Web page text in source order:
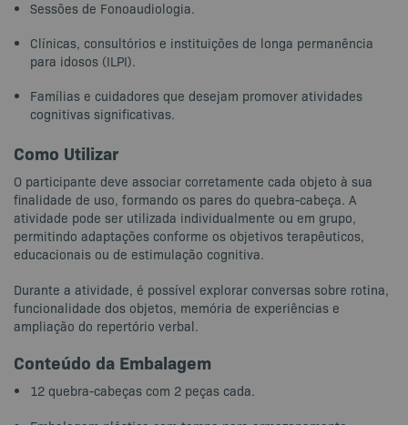
Sessões de Fonoaudiologia.
Clínicas, consultórios e instituições de longa permanência
para idosos (ILPI).
Famílias e cuidadores que desejam promover atividades
cognitivas significativas.
Como Utilizar
O participante deve associar corretamente cada objeto à sua
finalidade de uso, formando os pares do quebra-cabeça. A
atividade pode ser utilizada individualmente ou em grupo,
permitindo adaptações conforme os objetivos terapêuticos,
educacionais ou de estimulação cognitiva.
Durante a atividade, é possível explorar conversas sobre rotina,
funcionalidade dos objetos, memória de experiências e
ampliação do repertório verbal.
Conteúdo da Embalagem
12 quebra-cabeças com 2 peças cada.